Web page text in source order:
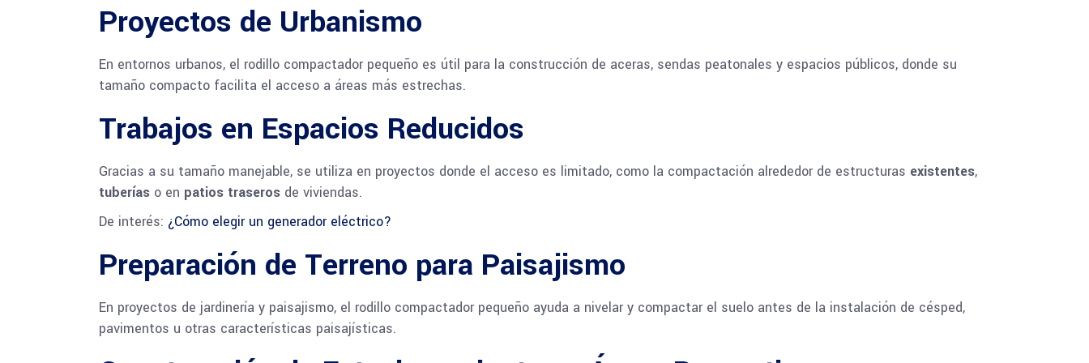
Proyectos de Urbanismo
En entornos urbanos, el rodillo compactador pequeño es útil para la construcción de aceras, sendas peatonales y espacios públicos, donde su
tamaño compacto facilita el acceso a áreas más estrechas.
Trabajos en Espacios Reducidos
Gracias a su tamaño manejable, se utiliza en proyectos donde el acceso es limitado, como la compactación alrededor de estructuras existentes,
tuberías o en patios traseros de viviendas.
De interés: ¿Cómo elegir un generador eléctrico?
Preparación de Terreno para Paisajismo
En proyectos de jardinería y paisajismo, el rodillo compactador pequeño ayuda a nivelar y compactar el suelo antes de la instalación de césped,
pavimentos u otras características paisajísticas.